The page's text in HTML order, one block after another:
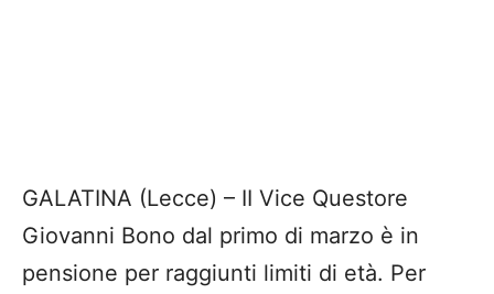
GALATINA (Lecce) – II Vice Questore
Giovanni Bono dal primo di marzo è in
pensione per raggiunti limiti di età. Per